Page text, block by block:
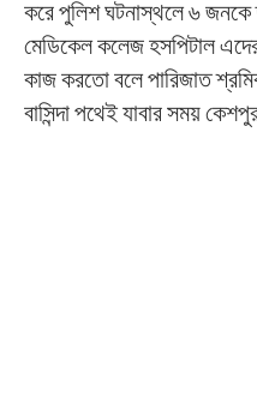
করে পুলিশ ঘটনাস্থলে ৬ জনকে
মেডিকেল কলেজ হসপিটাল
কাজ করতো বলে পারিজাত
বাসিন্দা পথেই যাবার সময়